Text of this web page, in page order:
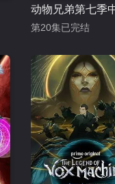
第20集已完结